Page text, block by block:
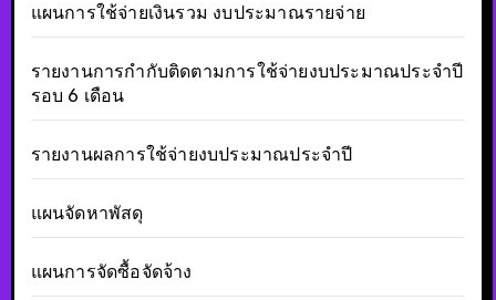
แผนการใช้จ่ายเงินรวม งบประมาณรายจ่าย
รายงานการกำกับติดตามการใช้จ่ายงบประมาณประจำปี
รอบ 6 เดือน
รายงานผลการใช้จ่ายงบประมาณประจำปี
แผนจัดหาพัสดุ
แผนการจัดซื้อจัดจ้าง